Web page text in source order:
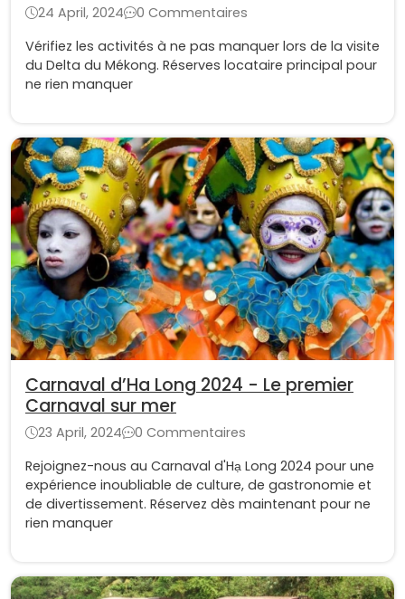
24 April, 2024
0 Commentaires
Vérifiez les activités à ne pas manquer lors de la visite
du Delta du Mékong. Réserves locataire principal pour
ne rien manquer
Carnaval d’Ha Long 2024 - Le premier
Carnaval sur mer
23 April, 2024
0 Commentaires
Rejoignez-nous au Carnaval d'Hạ Long 2024 pour une
expérience inoubliable de culture, de gastronomie et
de divertissement. Réservez dès maintenant pour ne
rien manquer